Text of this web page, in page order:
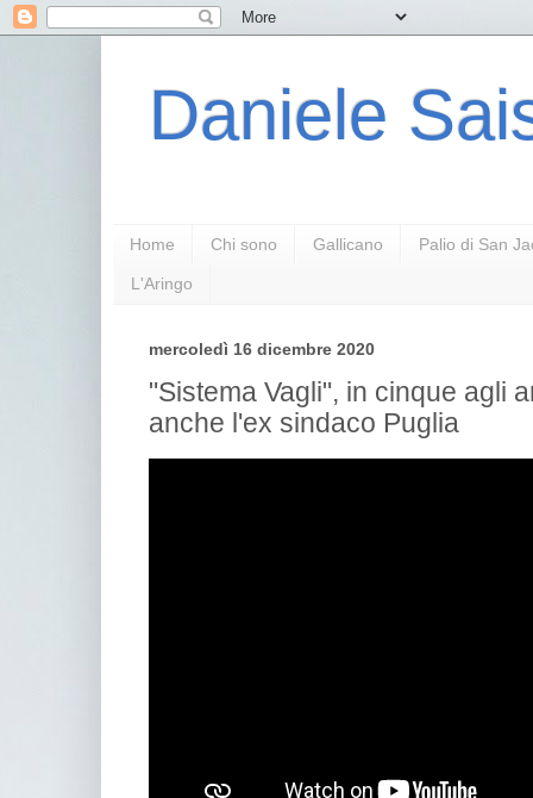
Daniele
Home Chi sono Gallicano Palio di San
L'Aringo
mercoledì 16 dicembre 2020
"Sistema Vagli", in cinque agli
anche l'ex sindaco Puglia